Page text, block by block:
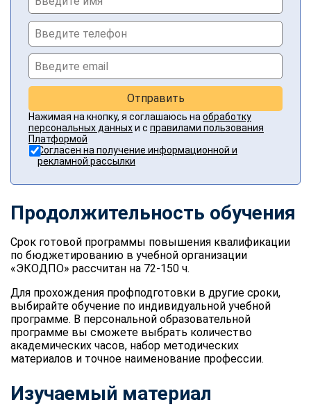
Отправить
Нажимая на кнопку, я соглашаюсь на обработку
персональных данныхи с правилами пользования
Платформой
Согласен на получение информационной и
рекламной рассылки
Продолжительность обучения
Срок готовой программы повышения квалификации
по бюджетированию в учебной организации
«ЭКОДПО» рассчитан на 72-150 ч.
Для прохождения профподготовки в другие сроки,
выбирайте обучение по индивидуальной учебной
программе. В персональной образовательной
программе вы сможете выбрать количество
академических часов, набор методических
материалов и точное наименование профессии.
Изучаемый материал